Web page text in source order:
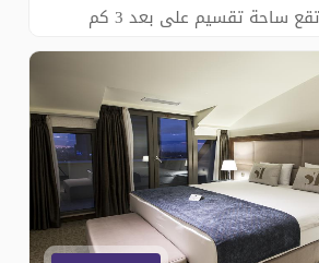
مفروشات راقية. تقع ساحة تقسيم على بعد 3 كم
ومحطة مترو سيسلي على بعد 6 دقائق سيرا على
تحتوي جميع الغرف المكيفة
مسطحة مع قنوات فضائية
بار. ويتوفر صندوق ودائع آمن